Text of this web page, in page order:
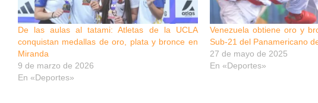
De las aulas al tatami: Atletas de la UCLA
conquistan medallas de oro, plata y bronce en
Miranda
9 de marzo de 2026
En «Deportes»
Venezuela obtiene oro y
Sub-21 del Panamericano
27 de mayo de 2025
En «Deportes»